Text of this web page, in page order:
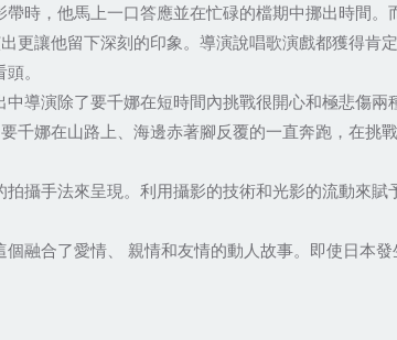
時，他馬上一口答應並在忙碌的檔期中挪出時間。
讓他留下深刻的印象。導演說唱歌演戲都獲得肯
。
導演除了要千娜在短時間內挑戰很開心和極悲傷
娜在山路上、海邊赤著腳反覆的一直奔跑，在挑
攝手法來呈現。利用攝影的技術和光影的流動來賦
融合了愛情、 親情和友情的動人故事。即使日本